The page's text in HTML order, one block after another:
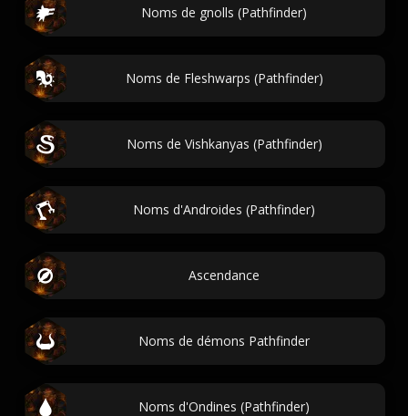
Noms de gnolls (Pathfinder)
Noms de Fleshwarps (Pathfinder)
Noms de Vishkanyas (Pathfinder)
Noms d'Androides (Pathfinder)
Ascendance
Noms de démons Pathfinder
Noms d'Ondines (Pathfinder)